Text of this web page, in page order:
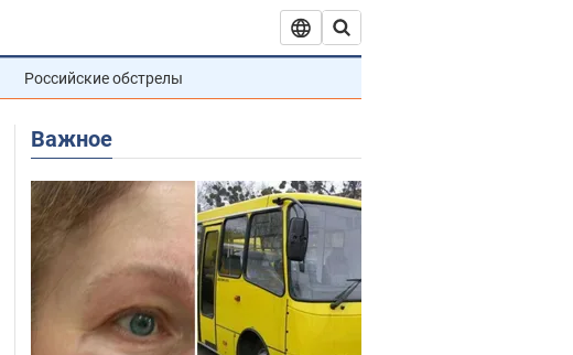
Российские обстрелы
Важное